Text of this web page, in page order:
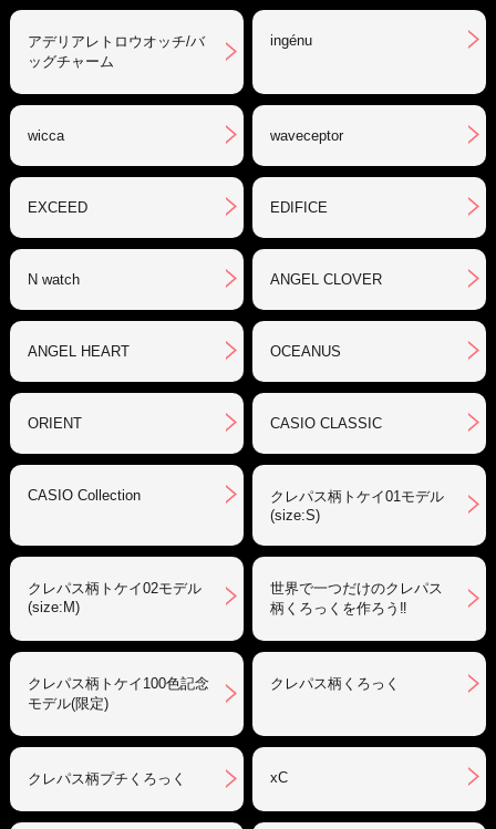
アデリアレトロウオッチ/バ
ッグチャーム
ingénu
wicca waveceptor
EXCEED EDIFICE
N watch ANGEL CLOVER
ANGEL HEART OCEANUS
ORIENT CASIO CLASSIC
CASIO Collection
クレパス柄トケイ01モデル
(size:S)
クレパス柄トケイ02モデル
(size:M)
世界で一つだけのクレパス
柄くろっくを作ろう‼︎
クレパス柄トケイ100色記念
モデル(限定)
クレパス柄くろっく
クレパス柄プチくろっく xC